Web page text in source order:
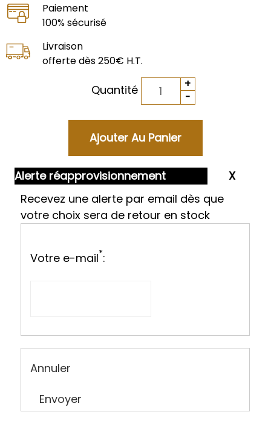
Paiement
100% sécurisé
Livraison
offerte dès 250€ H.T.
Quantité
Alerte réapprovisionnement
Recevez une alerte par email dès que
votre choix sera de retour en stock
Votre e-mail*:
Annuler
Envoyer